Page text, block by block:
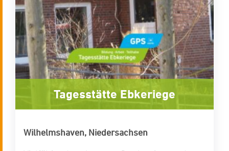
Tagesstätte Ebkeriege
Wilhelmshaven, Niedersachsen